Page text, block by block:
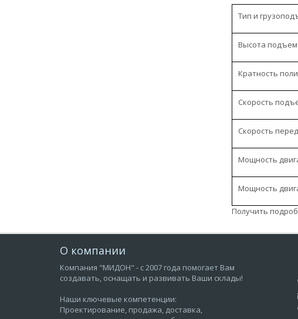
Тип и
Высота
Кратность
Скорость
Скорость
Мощность
Мощность
Получить
О компании
Компания "МИДОН" - с 2007 года помогает Вам
создавать, оснащать и развивать Ваши склады!
Наши ключевые компетенции:
Проектирование, продажа, доставка,